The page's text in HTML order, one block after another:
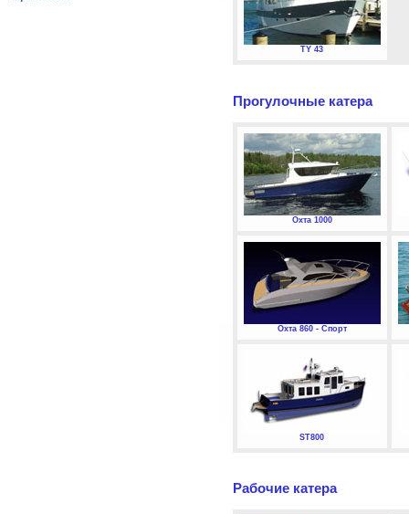
TY 43
Прогулочные катера
Охта 1000
Охта 860 - Спорт
ST800
Рабочие катера